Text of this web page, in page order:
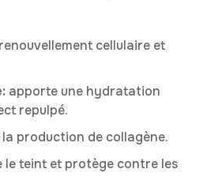
cellulaire et
apporte une hydratation
repulpé.
production de collagène.
le teint et protège contre les